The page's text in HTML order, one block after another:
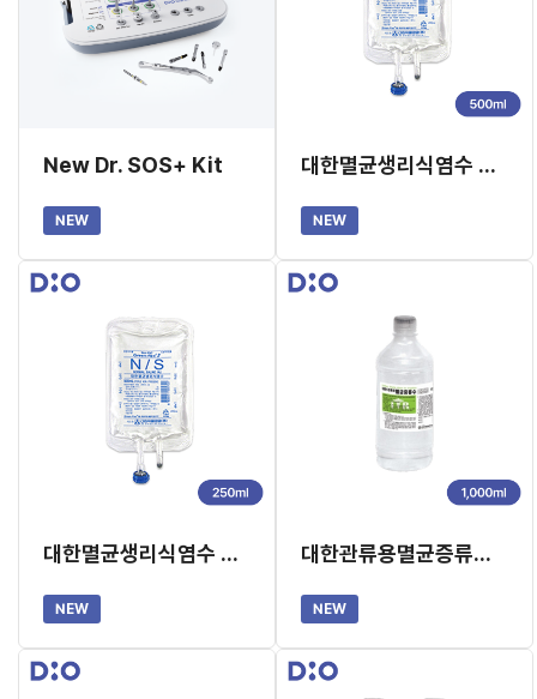
New Dr. SOS+ Kit
NEW
대한멸균생리식염수 500ml(생리식염주사액) X 20EA (교환/반품 불가)
NEW
대한멸균생리식염수 250ml (생리식염주사액)X 20EA (교환/반품 불가)
NEW
대한관류용멸균증류수 1,000ml X 10EA(교환/반품 불가)
NEW